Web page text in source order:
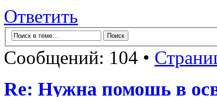
Ответить
Сообщений: 104 •
Re: Нужна помошь в